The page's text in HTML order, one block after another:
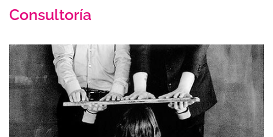
Consultoría